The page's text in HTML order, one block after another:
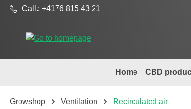
to main content
Skip to search
Skip to main navigation
Call.: +4176 815 43 21
Home CBD
Growshop Ventilation Recirculated air